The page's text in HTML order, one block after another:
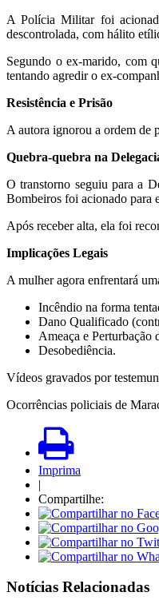
A Polícia Militar foi
descontrolada, com hálito
Segundo o ex-marido, com
tentando agredir o ex-
Resistência e Prisão
A autora ignorou a ordem de
Quebra-quebra na
O transtorno seguiu para a
Bombeiros foi acionado para
Após receber alta, ela foi
Implicações Legais
A mulher agora enfrentará
Incêndio na forma
Dano Qualificado
Ameaça e Perturbação
Desobediência.
Vídeos gravados por
Ocorrências policiais de
Imprima
|
Compartilhe:
Notícias Relacionadas